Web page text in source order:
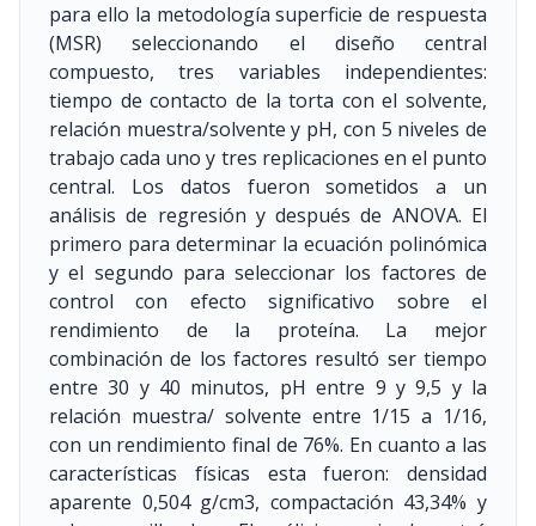
para ello la metodología superficie de respuesta
(MSR) seleccionando el diseño central
compuesto, tres variables independientes:
tiempo de contacto de la torta con el solvente,
relación muestra/solvente y pH, con 5 niveles de
trabajo cada uno y tres replicaciones en el punto
central. Los datos fueron sometidos a un
análisis de regresión y después de ANOVA. El
primero para determinar la ecuación polinómica
y el segundo para seleccionar los factores de
control con efecto significativo sobre el
rendimiento de la proteína. La mejor
combinación de los factores resultó ser tiempo
entre 30 y 40 minutos, pH entre 9 y 9,5 y la
relación muestra/ solvente entre 1/15 a 1/16,
con un rendimiento final de 76%. En cuanto a las
características físicas esta fueron: densidad
aparente 0,504 g/cm3, compactación 43,34% y